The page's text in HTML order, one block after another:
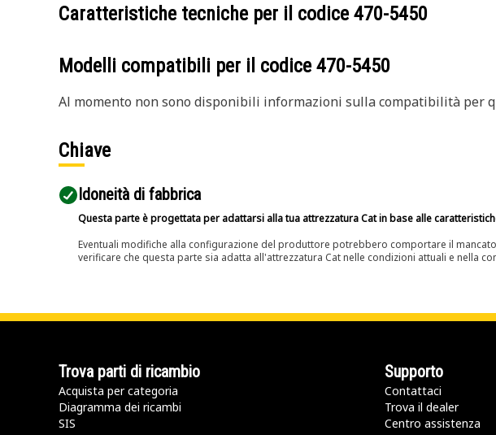
Caratteristiche tecniche per il codice 470-5450
Modelli compatibili per il codice 470-5450
Al momento non sono disponibili informazioni sulla compatibilità per
Chiave
Idoneità di fabbrica
Questa parte è progettata per adattarsi alla tua attrezzatura Cat in base alle
Eventuali modifiche alla configurazione del produttore potrebbero comportare il
verificare che questa parte sia adatta all'attrezzatura Cat nelle condizioni attuali e nella
Trova parti di ricambio
Acquista per categoria
Diagramma dei ricambi
SIS
Supporto
Contattaci
Trova il dealer
Centro assistenza